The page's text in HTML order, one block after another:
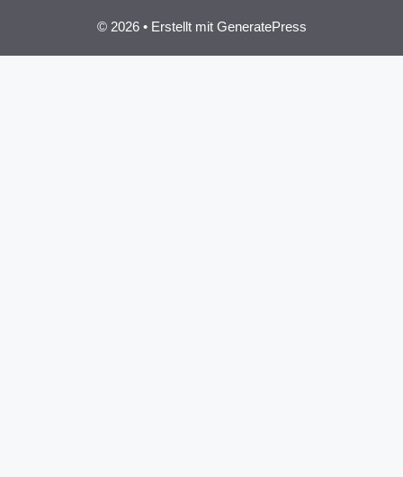
© 2026 • Erstellt mit GeneratePress